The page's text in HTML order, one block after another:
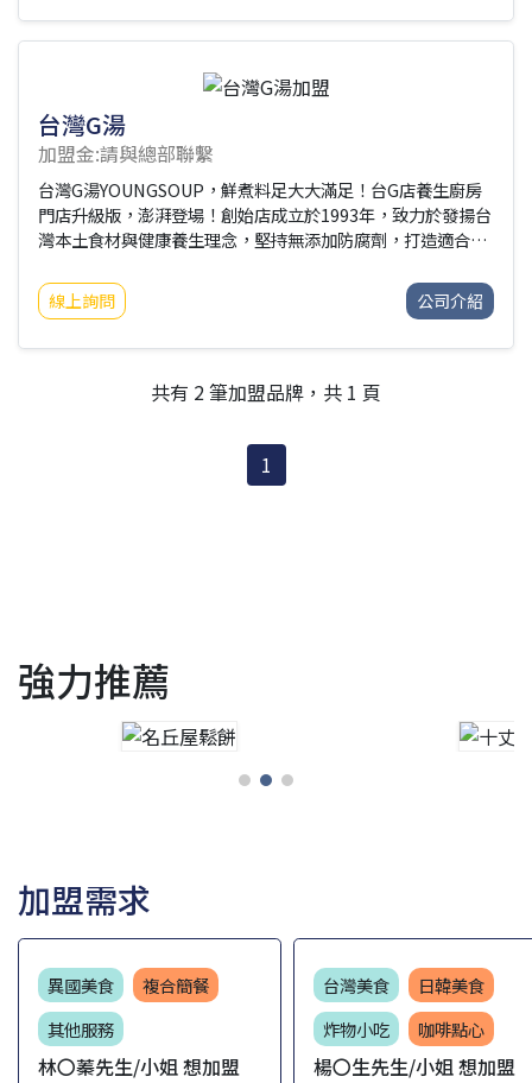
驅，擔任台灣社會的「第三方教育」單位的企業社會責任，讓
識的管道。我們透過近70間的門市據點，培育兩性身心靈健康
的專業人力，每一位門市夥伴，都支持多元性別認同與性傾
台灣G湯
加盟金:請與總部聯繫
台灣G湯YOUNGSOUP，鮮煮料足大大滿足！台G店養生廚房
門店升級版，澎湃登場！創始店成立於1993年，致力於發揚台
灣本土食材與健康養生理念，堅持無添加防腐劑，打造適合全
食是台灣G湯的經營理念，目標成為大家的健康養生灶咖，用
最有溫度的料理心情，烹飪最暖心暖味給每位家人，以湯為
線上詢問 公司介紹
共有 2 筆加盟品牌，共 1 頁
1
強力推薦
加盟需求
異國美食
複合簡餐
其他服務
林〇蓁先生/小姐 想加盟
台灣美食
日韓美食
炸物小吃
咖啡點心
楊〇生先生/小姐 想加盟